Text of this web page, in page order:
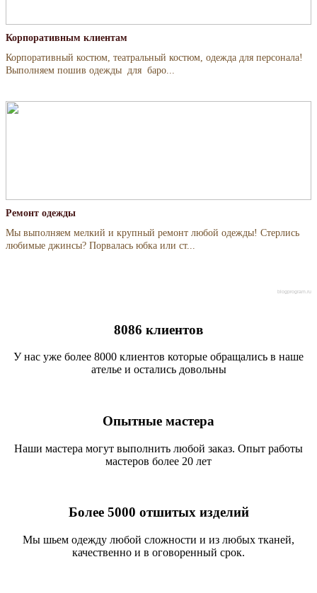
Корпоративным клиентам
Корпоративный костюм, театральный костюм, одежда для персонала!
Выполняем пошив одежды для баро...
Ремонт одежды
Мы выполняем мелкий и крупный ремонт любой одежды! Стерлись
любимые джинсы? Порвалась юбка или ст...
blogprogram.ru
8086 клиентов
У нас уже более 8000 клиентов которые обращались в наше
ателье и остались довольны
Опытные мастера
Наши мастера могут выполнить любой заказ. Опыт работы
мастеров более 20 лет
Более 5000 отшитых изделий
Мы шьем одежду любой сложности и из любых тканей,
качественно и в оговоренный срок.